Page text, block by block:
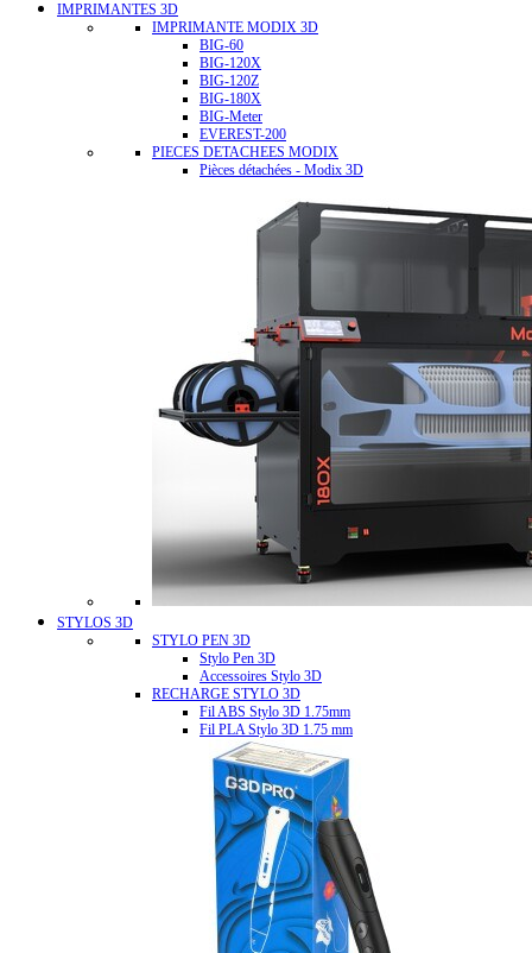
IMPRIMANTES 3D
IMPRIMANTE MODIX 3D
BIG-60
BIG-120X
BIG-120Z
BIG-180X
BIG-Meter
EVEREST-200
PIECES DETACHEES MODIX
Pièces détachées - Modix 3D
STYLOS 3D
STYLO PEN 3D
Stylo Pen 3D
Accessoires Stylo 3D
RECHARGE STYLO 3D
Fil ABS Stylo 3D 1.75mm
Fil PLA Stylo 3D 1.75 mm